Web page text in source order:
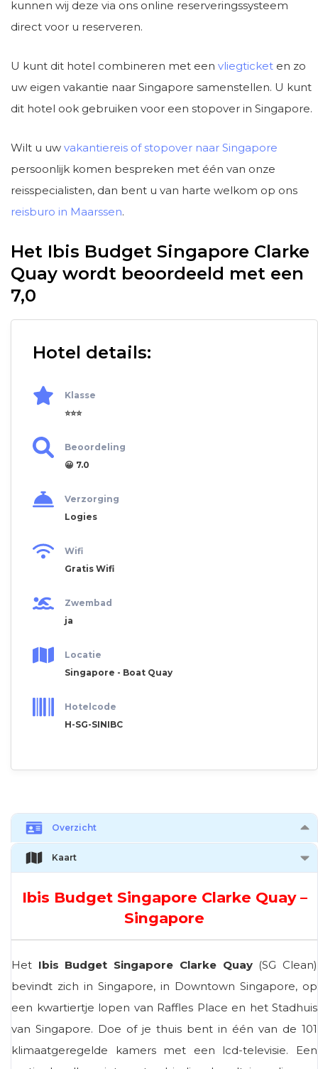
kunnen wij deze via ons online reserveringssysteem
direct voor u reserveren.
U kunt dit hotel combineren met een vliegticket en zo
uw eigen vakantie naar Singapore samenstellen. U kunt
dit hotel ook gebruiken voor een stopover in Singapore.
Wilt u uw vakantiereis of stopover naar Singapore
persoonlijk komen bespreken met één van onze
reisspecialisten, dan bent u van harte welkom op ons
reisburo in Maarssen.
Het Ibis Budget Singapore Clarke
Quay wordt beoordeeld met een
7,0
Hotel details:
Klasse
⭐⭐⭐
Beoordeling
😀 7.0
Verzorging
Logies
Wifi
Gratis Wifi
Zwembad
ja
Locatie
Singapore - Boat Quay
Hotelcode
H-SG-SINIBC
Overzicht
Kaart
Ibis Budget Singapore Clarke Quay –
Singapore
Het Ibis Budget Singapore Clarke Quay(SG Clean)
bevindt zich in Singapore, in Downtown Singapore, op
een kwartiertje lopen van Raffles Place en het Stadhuis
van Singapore. Doe of je thuis bent in één van de 101
klimaatgeregelde kamers met een lcd-televisie. Een